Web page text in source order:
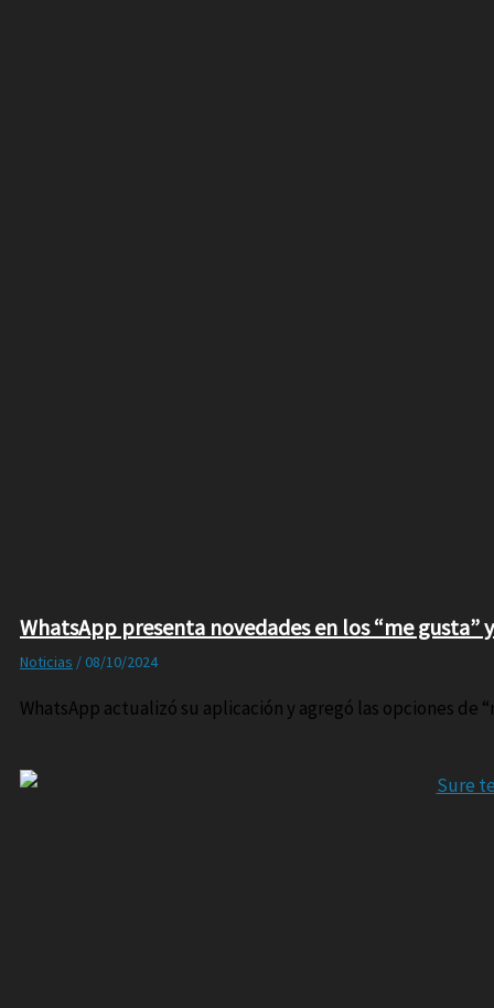
WhatsApp presenta novedades en los “me gusta”
Noticias / 08/10/2024
WhatsApp actualizó su aplicación y agregó las opciones